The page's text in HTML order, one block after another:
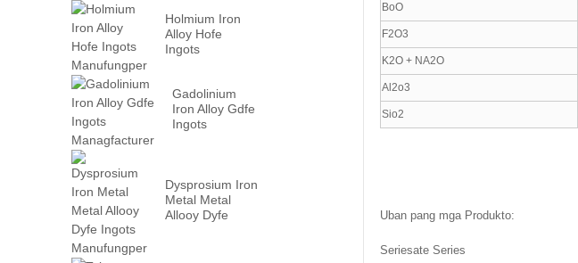
Holmium Iron
Alloy Hofe
Ingots
Gadolinium
Iron Alloy Gdfe
Ingots
Dysprosium Iron
Metal Metal
Allooy Dyfe
BoO
F2O3
K2O + NA2O
Al2o3
Sio2
Uban pang mga Produkto:
Seriesate Series